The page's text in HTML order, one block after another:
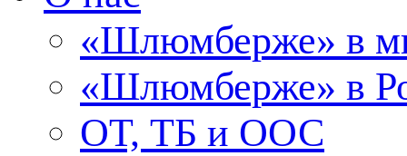
«Шлюмберже» в
«Шлюмберже» в
ОТ, ТБ и ООС